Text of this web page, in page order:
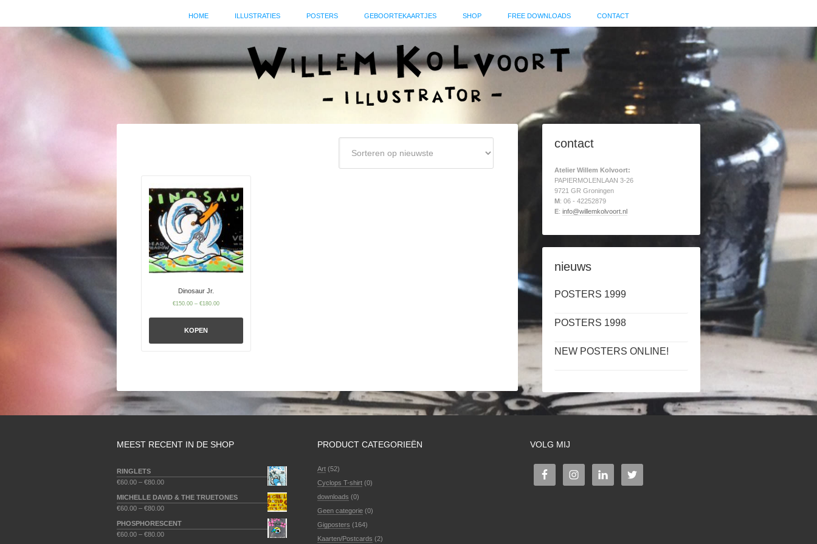
HOME ILLUSTRATIES POSTERS GEBOORTEKAARTJES SHOP FREE DOWNLOADS CONTACT
Dinosaur Jr.
€150.00– €180.00
KOPEN
contact
Atelier Willem Kolvoort:
PAPIERMOLENLAAN 3-26
9721 GR Groningen
M: 06 - 42252879
E: info@willemkolvoort.nl
nieuws
POSTERS 1999
POSTERS 1998
NEW POSTERS ONLINE!
MEEST RECENT IN DE SHOP
RINGLETS
€60.00 – €80.00
MICHELLE DAVID & THE TRUETONES
€60.00 – €80.00
PHOSPHORESCENT
€60.00 – €80.00
PRODUCT CATEGORIEËN
Art (52)
Cyclops T-shirt (0)
downloads (0)
Geen categorie (0)
Gigposters (164)
Kaarten/Postcards (2)
VOLG MIJ